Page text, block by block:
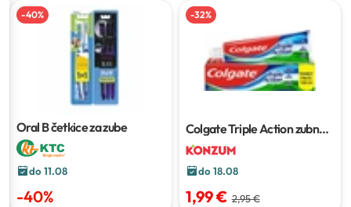
-40%
Oral B četkice za zube
do 11.08
-40%
-32%
Colgate Triple Action zubna
pasta
do 18.08
1,99 € 2,95 €